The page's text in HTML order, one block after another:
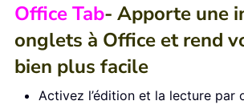
Office Tab- Apporte une
onglets à Office et rend
bien plus facile
Activez l’édition et la lecture par